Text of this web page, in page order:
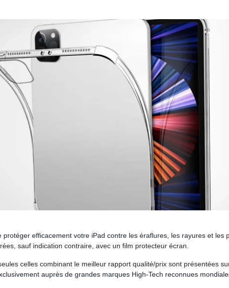
efficacement votre iPad contre les éraflures, les rayures et les
sauf indication contraire, avec un film protecteur écran.
celles combinant le meilleur rapport qualité/prix sont présentées
auprès de grandes marques High-Tech reconnues